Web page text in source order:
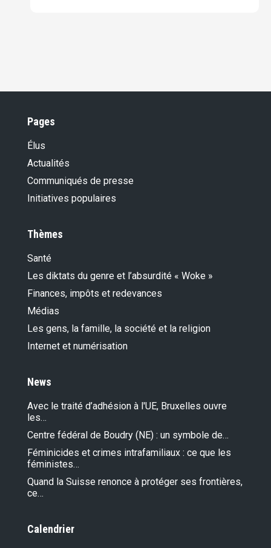
Pages
Élus
Actualités
Communiqués de presse
Initiatives populaires
Thèmes
Santé
Les diktats du genre et l’absurdité « Woke »
Finances, impôts et redevances
Médias
Les gens, la famille, la société et la religion
Internet et numérisation
News
Avec le traité d’adhésion à l'UE, Bruxelles ouvre
les…
Centre fédéral de Boudry (NE) : un symbole de…
Féminicides et crimes intrafamiliaux : ce que les
féministes…
Quand la Suisse renonce à protéger ses frontières,
ce…
Calendrier